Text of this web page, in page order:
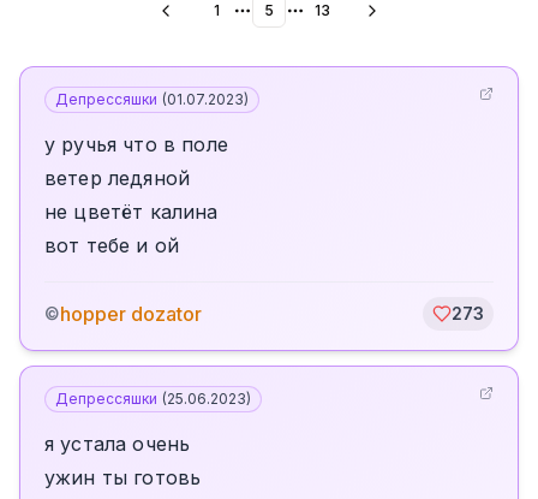
1 More pages
5 More pages
13
Депрессяшки (01.07.2023)
у ручья что в поле
ветер ледяной
не цветёт калина
вот тебе и ой
©hopper dozator 273
Депрессяшки (25.06.2023)
я устала очень
ужин ты готовь